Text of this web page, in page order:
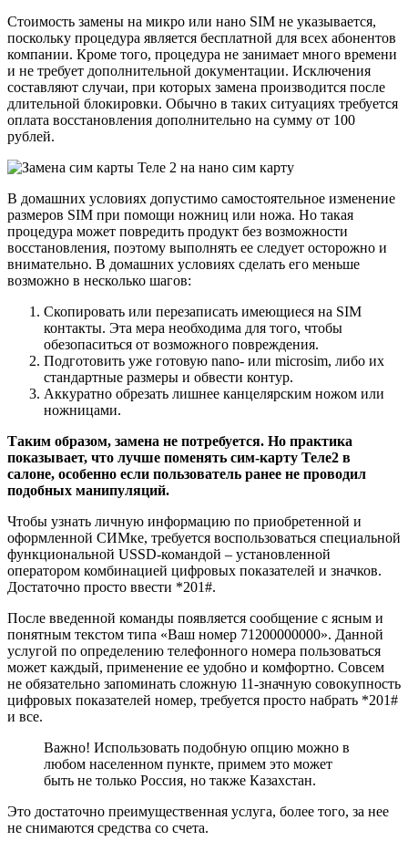
Стоимость замены на микро или нано SIM не указывается,
поскольку процедура является бесплатной для всех абонентов
компании. Кроме того, процедура не занимает много времени
и не требует дополнительной документации. Исключения
составляют случаи, при которых замена производится после
длительной блокировки. Обычно в таких ситуациях требуется
оплата восстановления дополнительно на сумму от 100
рублей.
В домашних условиях допустимо самостоятельное изменение
размеров SIM при помощи ножниц или ножа. Но такая
процедура может повредить продукт без возможности
восстановления, поэтому выполнять ее следует осторожно и
внимательно. В домашних условиях сделать его меньше
возможно в несколько шагов:
Скопировать или перезаписать имеющиеся на SIM
контакты. Эта мера необходима для того, чтобы
обезопаситься от возможного повреждения.
Подготовить уже готовую nano- или microsim, либо их
стандартные размеры и обвести контур.
Аккуратно обрезать лишнее канцелярским ножом или
ножницами.
Таким образом, замена не потребуется. Но практика
показывает, что лучше поменять сим-карту Теле2 в
салоне, особенно если пользователь ранее не проводил
подобных манипуляций.
Чтобы узнать личную информацию по приобретенной и
оформленной СИМке, требуется воспользоваться специальной
функциональной USSD-командой – установленной
оператором комбинацией цифровых показателей и значков.
Достаточно просто ввести *201#.
После введенной команды появляется сообщение с ясным и
понятным текстом типа «Ваш номер 71200000000». Данной
услугой по определению телефонного номера пользоваться
может каждый, применение ее удобно и комфортно. Совсем
не обязательно запоминать сложную 11-значную совокупность
цифровых показателей номер, требуется просто набрать *201#
и все.
Важно! Использовать подобную опцию можно в
любом населенном пункте, примем это может
быть не только Россия, но также Казахстан.
Это достаточно преимущественная услуга, более того, за нее
не снимаются средства со счета.